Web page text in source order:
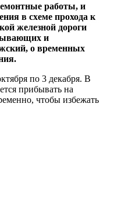
работы, и
в схеме прохода к
железной дороги
и
о временных
по 3 декабря. В
прибывать на
чтобы избежать